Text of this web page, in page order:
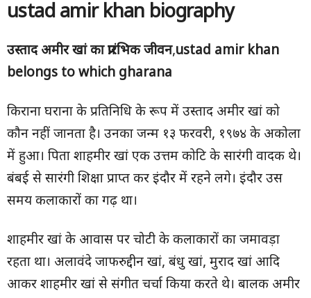
ustad amir khan biography
उस्ताद अमीर खां का प्रारंभिक जीवन,ustad amir khan
belongs to which gharana
किराना घराना के प्रतिनिधि के रूप में उस्ताद अमीर खां को
कौन नहीं जानता है। उनका जन्म १३ फरवरी, १९७४ के अकोला
में हुआ। पिता शाहमीर खां एक उत्तम कोटि के सारंगी वादक थे।
बंबई से सारंगी शिक्षा प्राप्त कर इंदौर में रहने लगे। इंदौर उस
समय कलाकारों का गढ़ था।
शाहमीर खां के आवास पर चोटी के कलाकारों का जमावड़ा
रहता था। अलावंदे जाफरुद्दीन खां, बंधु खां, मुराद खां आदि
आकर शाहमीर खां से संगीत चर्चा किया करते थे। बालक अमीर